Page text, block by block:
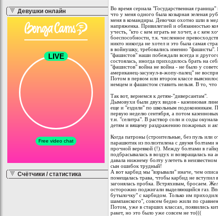
Девушки онлайн
Счётчики / статистика
Во время сериала "Государственная
что у меня одного была козырная зеленая
меня в командиры. Девочки охотно шли в
напряженка. Привилегией и обязанностью
учесть, "кто с кем играть не хочет, а с кем
боеспособности, т.к. численное
никто никогда не хотел и это была самая
в войнушку, требовались именно "фашисты".
"фашистов" наши побеждали всегда и
состоялась, иногда приходилось брать на
"фашистов" война не война - не было у
американец-засунул-в-жопу-палец" не
Потом в первом или втором классе
немцем и фашистом ставить нельзя. В то,
Так вот, вернемся к детям-"диверсантам".
Дымовухи были двух видов - казеиновая
еще и "ездили" по школьным подоконникам.
первую неделю сентября, а потом
т.н. "селитра". В раствор соли и соды
детям и вящему раздражению пожарных и
Когда патроны (строительные, без пуль или
парашютик из полиэтилена с двумя болтами
прочной веревкой (!). Между болтами в
подбрасывалась в воздух и возвращалась на
давала нижнему болту улететь в
сын ошибок трудный!
А вот карбид мы "взрывали" иначе, чем
помещалась трава, чтобы карбид не
загонялась пробка. Встряхивам, бросаем.
осторожно поджигали выделяющийся газ.
бутылочку" с карбидом. Только им
шампанского", совсем бедно жили по
Потом, уже в старших классах, появились
ракет, но это было уже совсем не то(((